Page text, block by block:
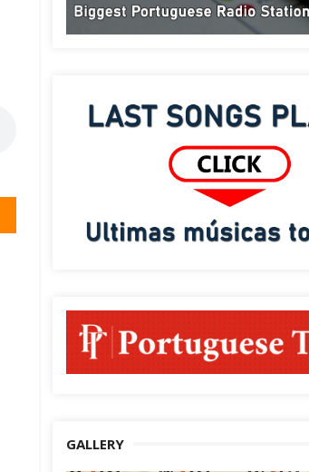
GALLERY